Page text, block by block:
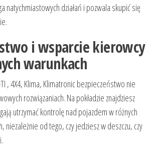
natychmiastowych działań i pozwala skupić się
i wsparcie kierowcy
warunkach
, 4X4, Klima, Klimatronic bezpieczeństwo nie
rozwiązaniach. Na pokładzie znajdziesz
utrzymać kontrolę nad pojazdem w różnych
niezależnie od tego, czy jedziesz w deszczu, czy